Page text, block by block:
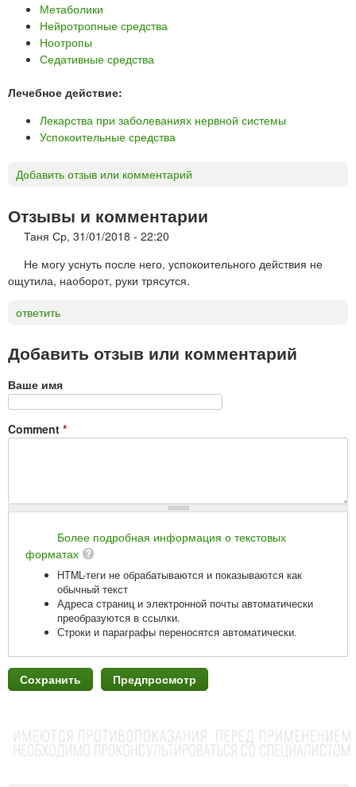
Метаболики
Нейротропные средства
Ноотропы
Седативные средства
Лечебное действие:
Лекарства при заболеваниях нервной системы
Успокоительные средства
Добавить отзыв или комментарий
Отзывы и комментарии
Таня Ср, 31/01/2018 - 22:20
Не могу уснуть после него, успокоительного действия не
ощутила, наоборот, руки трясутся.
ответить
Добавить отзыв или комментарий
Ваше имя
Comment *
Более подробная информация о текстовых
форматах
HTML-теги не обрабатываются и показываются как
обычный текст
Адреса страниц и электронной почты автоматически
преобразуются в ссылки.
Строки и параграфы переносятся автоматически.